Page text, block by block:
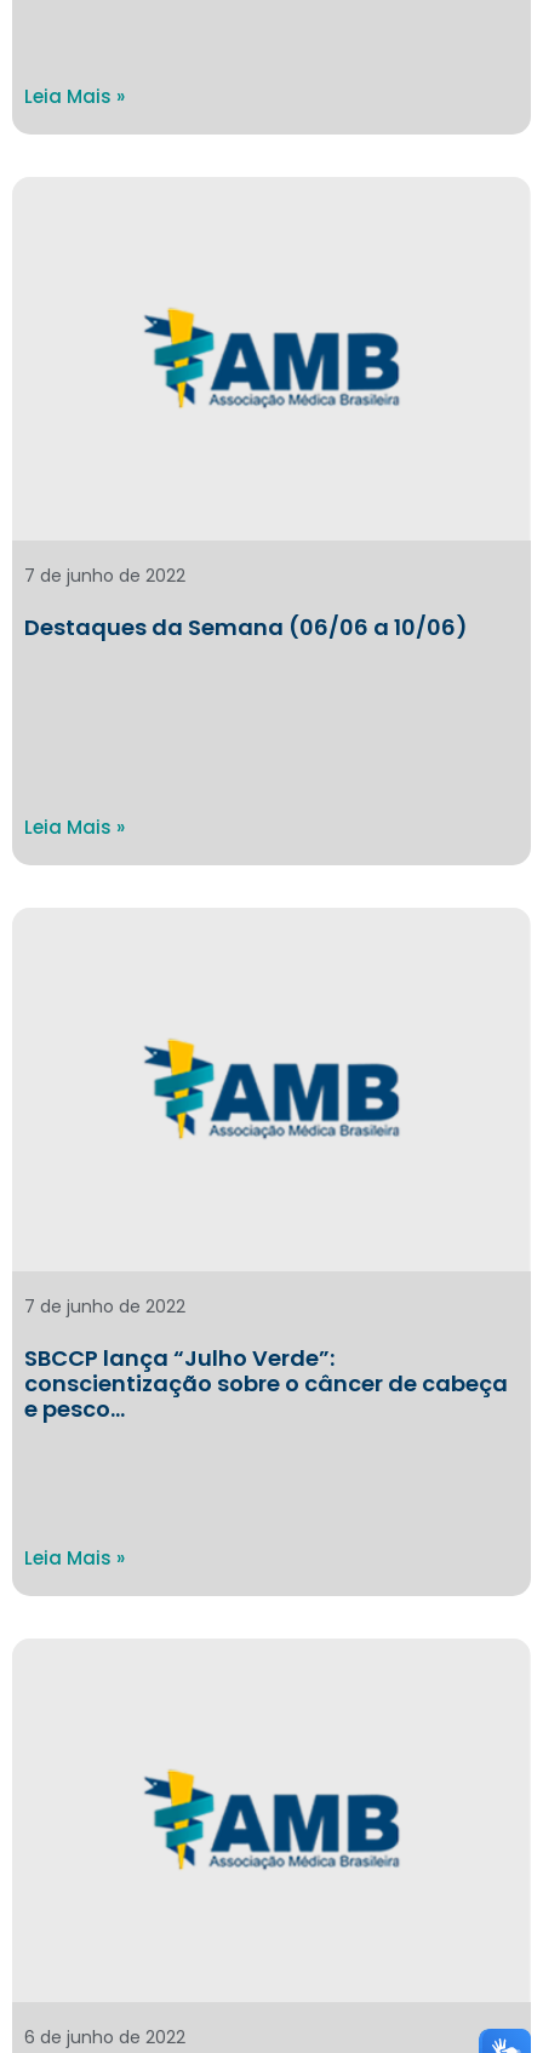
Leia Mais »
Destaques da Semana (06/06 a 10/06)
7 de junho de 2022
Leia Mais »
SBCCP lança “Julho Verde”:
conscientização sobre o câncer de cabeça
e pesco…
7 de junho de 2022
Leia Mais »
6 de junho de 2022